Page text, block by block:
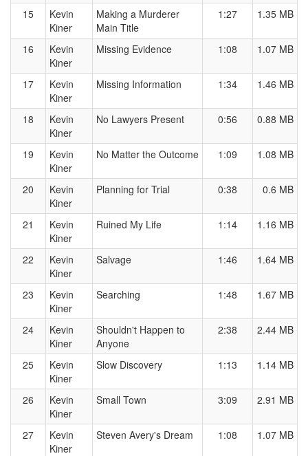
15
Kevin
Kiner
Making a Murderer
Main Title
1:27 1.35 MB
16
Kevin
Kiner
Missing Evidence 1:08 1.07 MB
17
Kevin
Kiner
Missing Information 1:34 1.46 MB
18
Kevin
Kiner
No Lawyers Present 0:56 0.88 MB
19
Kevin
Kiner
No Matter the Outcome 1:09 1.08 MB
20
Kevin
Kiner
Planning for Trial 0:38 0.6 MB
21
Kevin
Kiner
Ruined My Life 1:14 1.16 MB
22
Kevin
Kiner
Salvage 1:46 1.64 MB
23
Kevin
Kiner
Searching 1:48 1.67 MB
24
Kevin
Kiner
Shouldn't Happen to
Anyone
2:38 2.44 MB
25
Kevin
Kiner
Slow Discovery 1:13 1.14 MB
26
Kevin
Kiner
Small Town 3:09 2.91 MB
27
Kevin
Kiner
Steven Avery's Dream 1:08 1.07 MB